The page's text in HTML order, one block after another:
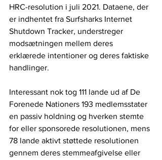
HRC-resolution i juli 2021. Dataene, der
er indhentet fra Surfsharks Internet
Shutdown Tracker, understreger
modsætningen mellem deres
erklærede intentioner og deres faktiske
handlinger.
Interessant nok tog 111 lande ud af De
Forenede Nationers 193 medlemsstater
en passiv holdning og hverken stemte
for eller sponsorede resolutionen, mens
78 lande aktivt støttede resolutionen
gennem deres stemmeafgivelse eller